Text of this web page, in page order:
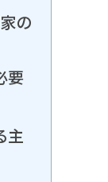
の
要
主